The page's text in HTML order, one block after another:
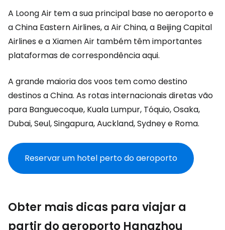
A Loong Air tem a sua principal base no aeroporto e
a China Eastern Airlines, a Air China, a Beijing Capital
Airlines e a Xiamen Air também têm importantes
plataformas de correspondência aqui.
A grande maioria dos voos tem como destino
destinos a China. As rotas internacionais diretas vão
para Banguecoque, Kuala Lumpur, Tóquio, Osaka,
Dubai, Seul, Singapura, Auckland, Sydney e Roma.
Reservar um hotel perto do aeroporto
Obter mais dicas para viajar a
partir do aeroporto Hangzhou